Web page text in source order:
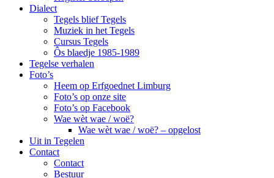
Dialect
Tegels blief Tegels
Muziek in het Tegels
Cursus Tegels
Ôs blaedje 1985-1989
Tegelse verhalen
Foto’s
Heem op Erfgoednet Limburg
Foto’s op onze site
Foto’s op Facebook
Wae wèt wae / woë?
Wae wèt wae / woë? – opgelost
Uit in Tegelen
Contact
Contact
Bestuur